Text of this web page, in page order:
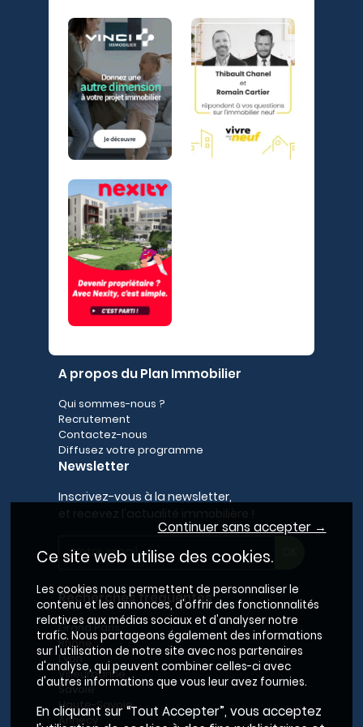
A propos du Plan Immobilier
Qui sommes-nous ?
Recrutement
Contactez-nous
Diffusez votre programme
Newsletter
Inscrivez-vous à la newsletter,
Recherches fréquentes
Grand Paris
Rhône
Lyon
Villeurbanne
Savoie
Haute-Savoie
Annecy
Continuer sans accepter →
Ce site web utilise des cookies.
Les cookies nous permettent de personnaliser le
contenu et les annonces, d'offrir des fonctionnalités
relatives aux médias sociaux et d'analyser notre
trafic. Nous partageons également des informations
sur l'utilisation de notre site avec nos partenaires
d'analyse, qui peuvent combiner celles-ci avec
d'autres informations que vous leur avez fournies.
En cliquant sur “Tout Accepter”, vous acceptez